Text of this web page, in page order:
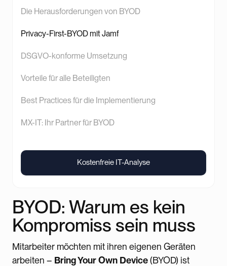
Die Herausforderungen von BYOD
Privacy-First-BYOD mit Jamf
DSGVO-konforme Umsetzung
Vorteile für alle Beteiligten
Best Practices für die Implementierung
MX-IT: Ihr Partner für BYOD
Kostenfreie IT-Analyse
BYOD: Warum es kein
Kompromiss sein muss
Mitarbeiter möchten mit ihren eigenen Geräten
arbeiten – Bring Your Own Device(BYOD) ist